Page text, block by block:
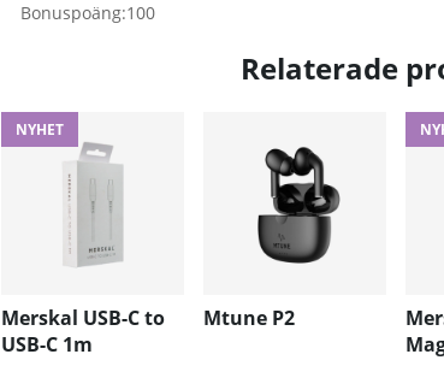
Bonuspoäng:100
Relaterade
NYHET
Merskal USB-C to
USB-C 1m
Mtune P2